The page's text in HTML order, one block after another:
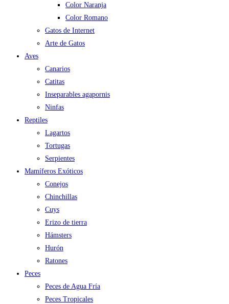
Color Naranja
Color Romano
Gatos de Internet
Arte de Gatos
Aves
Canarios
Catitas
Inseparables agapornis
Ninfas
Reptiles
Lagartos
Tortugas
Serpientes
Mamíferos Exóticos
Conejos
Chinchillas
Cuys
Erizo de tierra
Hámsters
Hurón
Ratones
Peces
Peces de Agua Fría
Peces Tropicales